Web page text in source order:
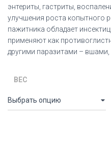
энтериты, гастриты,
улучшения роста копытного
пажитника обладает
применяют как
другими паразитами – вшами,
ВЕС